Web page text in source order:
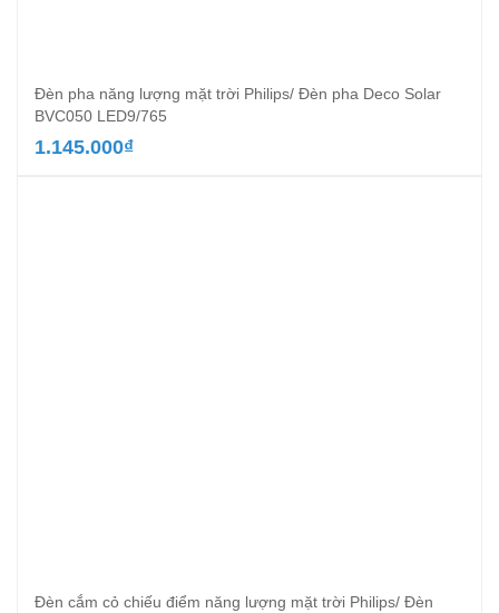
Đèn pha năng lượng mặt trời Philips/ Đèn pha Deco Solar
BVC050 LED9/765
1.145.000₫
Đèn cắm cỏ chiếu điểm năng lượng mặt trời Philips/ Đèn